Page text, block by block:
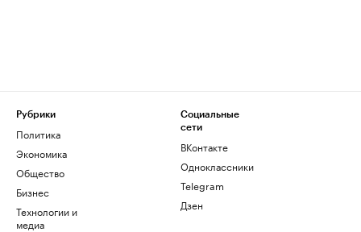
Рубрики
Политика
Экономика
Общество
Бизнес
Технологии и
медиа
Социальные
сети
ВКонтакте
Одноклассники
Telegram
Дзен